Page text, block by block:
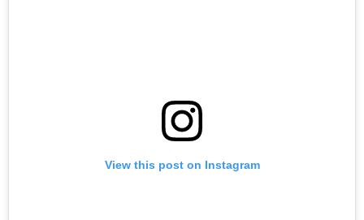
View this post on Instagram